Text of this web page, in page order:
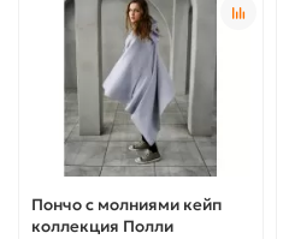
Пончо с молниями кейп
коллекция Полли